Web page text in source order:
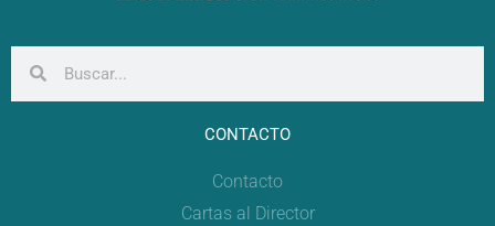
CONTACTO
Contacto
Cartas al Director